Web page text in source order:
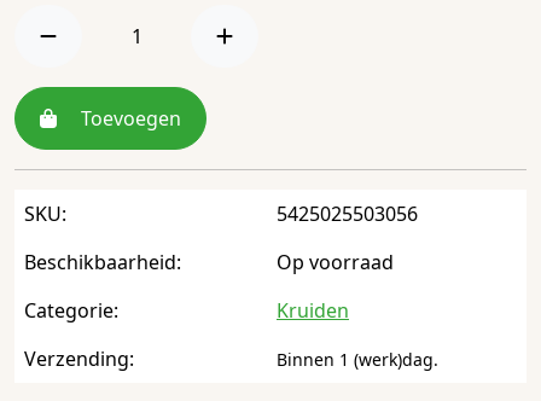
Toevoegen
SKU:
5425025503056
Beschikbaarheid:
Op voorraad
Categorie:
Kruiden
Verzending:
Binnen 1 (werk)dag.